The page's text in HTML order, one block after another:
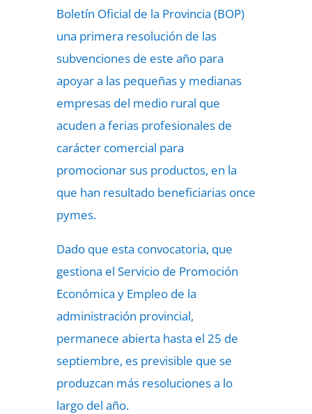
Boletín Oficial de la Provincia (BOP)
una primera resolución de las
subvenciones de este año para
apoyar a las pequeñas y medianas
empresas del medio rural que
acuden a ferias profesionales de
carácter comercial para
promocionar sus productos, en la
que han resultado beneficiarias once
pymes.
Dado que esta convocatoria, que
gestiona el Servicio de Promoción
Económica y Empleo de la
administración provincial,
permanece abierta hasta el 25 de
septiembre, es previsible que se
produzcan más resoluciones a lo
largo del año.